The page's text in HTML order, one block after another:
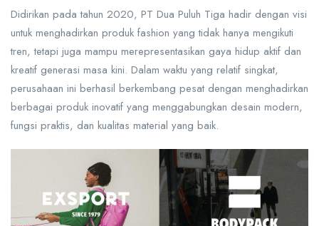
Didirikan pada tahun 2020, PT Dua Puluh Tiga hadir dengan visi
untuk menghadirkan produk fashion yang tidak hanya mengikuti
tren, tetapi juga mampu merepresentasikan gaya hidup aktif dan
kreatif generasi masa kini. Dalam waktu yang relatif singkat,
perusahaan ini berhasil berkembang pesat dengan menghadirkan
berbagai produk inovatif yang menggabungkan desain modern,
fungsi praktis, dan kualitas material yang baik.